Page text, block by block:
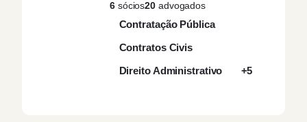
6sócios20 advogados
Contratação Pública
Contratos Civis
Direito Administrativo
+5